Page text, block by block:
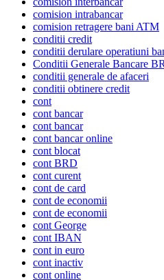
comision intrabancar
comision retragere bani ATM
conditii credit
conditii derulare operatiuni
Conditii Generale Bancare
conditii generale de afaceri
conditii obtinere credit
cont
cont bancar
cont bancar
cont bancar online
cont blocat
cont BRD
cont curent
cont de card
cont de economii
cont de economii
cont George
cont IBAN
cont in euro
cont inactiv
cont online